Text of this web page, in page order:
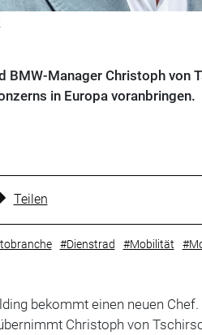
BMW-Manager Christoph von
in Europa voranbringen.
Teilen
#Dienstrad #Mobilität
bekommt einen neuen
Christoph von